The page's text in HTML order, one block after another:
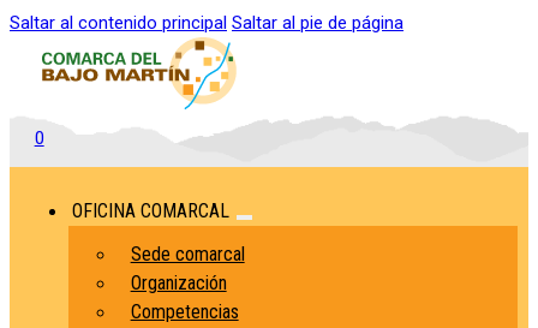
Saltar al contenido principal Saltar al pie de página
0
OFICINA COMARCAL
Sede comarcal
Organización
Competencias